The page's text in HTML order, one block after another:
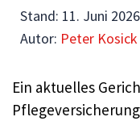
Stand: 11. Juni
Autor: Peter Kosick
Ein aktuelles